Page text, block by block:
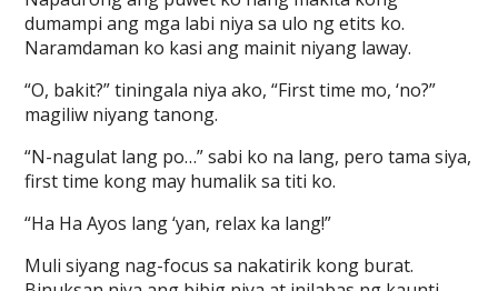
dumampi ang mga labi niya sa ulo ng etits ko.
Naramdaman ko kasi ang mainit niyang laway.
“O, bakit?” tiningala niya ako, “First time mo, ‘no?”
magiliw niyang tanong.
“N-nagulat lang po…” sabi ko na lang, pero tama siya,
first time kong may humalik sa titi ko.
“Ha Ha Ayos lang ‘yan, relax ka lang!”
Muli siyang nag-focus sa nakatirik kong burat.